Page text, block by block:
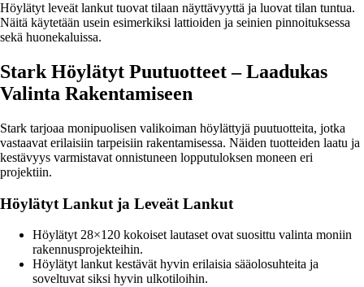
Höylätyt leveät lankut tuovat tilaan näyttävyyttä ja luovat tilan tuntua.
Näitä käytetään usein esimerkiksi lattioiden ja seinien pinnoituksessa
sekä huonekaluissa.
Stark Höylätyt Puutuotteet – Laadukas
Valinta Rakentamiseen
Stark tarjoaa monipuolisen valikoiman höylättyjä puutuotteita, jotka
vastaavat erilaisiin tarpeisiin rakentamisessa. Näiden tuotteiden laatu ja
kestävyys varmistavat onnistuneen lopputuloksen moneen eri
projektiin.
Höylätyt Lankut ja Leveät Lankut
Höylätyt 28×120 kokoiset lautaset ovat suosittu valinta moniin
rakennusprojekteihin.
Höylätyt lankut kestävät hyvin erilaisia sääolosuhteita ja
soveltuvat siksi hyvin ulkotiloihin.